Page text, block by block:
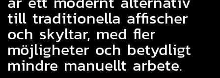
till traditionella affischer
och skyltar, med fler
möjligheter och betydligt
mindre manuellt arbete.